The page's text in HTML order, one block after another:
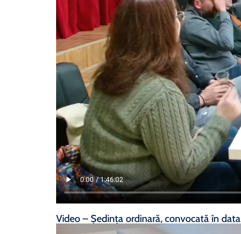
Video – Ședința ordinară, convocată în